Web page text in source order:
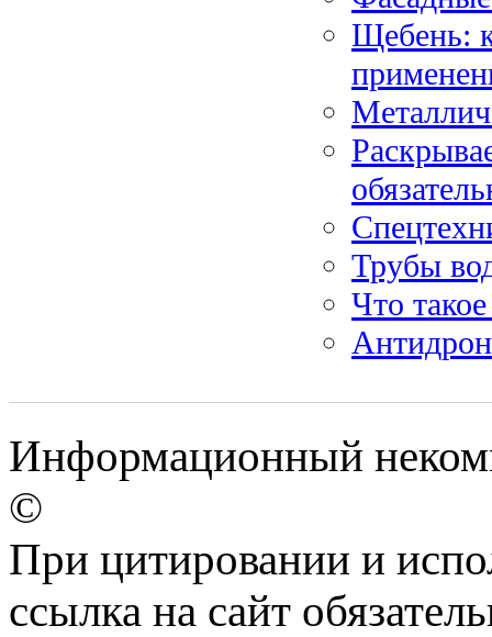
Щебень:
Трубы
Что
Информационный
©
При цитировании и
ссылка на сайт